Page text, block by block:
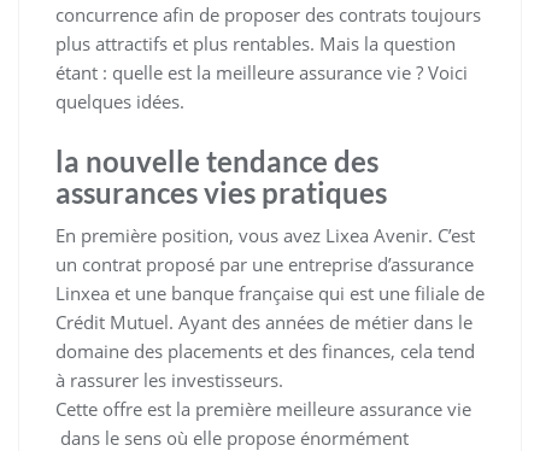
concurrence afin de proposer des contrats toujours
plus attractifs et plus rentables. Mais la question
étant : quelle est la meilleure assurance vie ? Voici
quelques idées.
la nouvelle tendance des
assurances vies pratiques
En première position, vous avez Lixea Avenir. C’est
un contrat proposé par une entreprise d’assurance
Linxea et une banque française qui est une filiale de
Crédit Mutuel. Ayant des années de métier dans le
domaine des placements et des finances, cela tend
à rassurer les investisseurs.
Cette offre est la première meilleure assurance vie
dans le sens où elle propose énormément